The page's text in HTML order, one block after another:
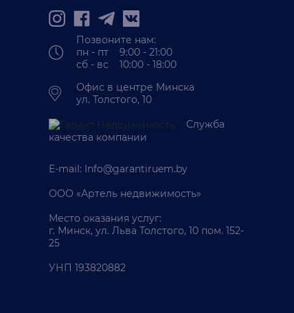
Позвоните нам:
пн - пт 9:00 - 21:00
сб - вс 10:00 - 18:00
Офис в центре Минска
ул. Толстого, 10
Служба
качества компании
E-mail: Info@garantiruem.by
ООО «Артель недвижимость»
Место оказания услуг:
г. Минск, ул. Льва Толстого, 10 пом. 152-
25
УНП 193820882